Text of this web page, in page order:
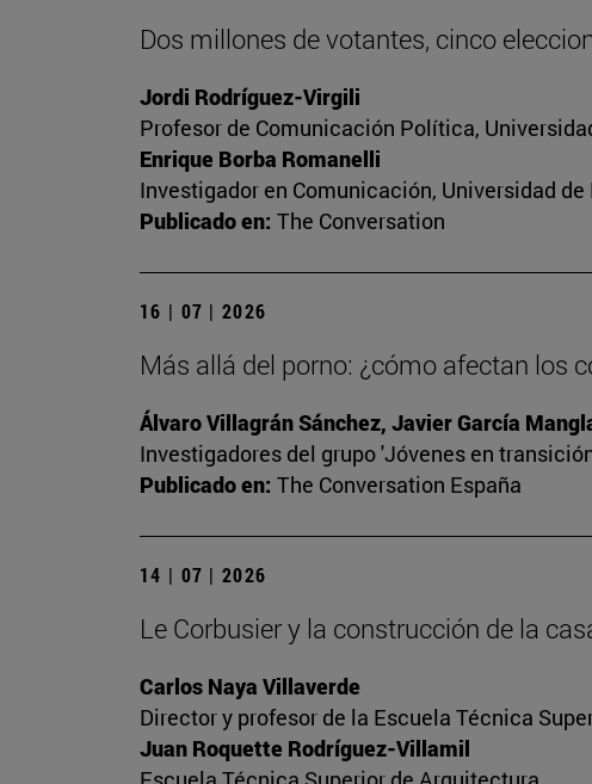
Dos millones de votantes, cinco
Jordi Rodríguez-Virgili
Profesor de Comunicación Política,
Enrique Borba Romanelli
Investigador en Comunicación, Universidad de
Publicado en: The Conversation
16 | 07 | 2026
Más allá del porno: ¿cómo afectan los
Álvaro Villagrán Sánchez, Javier García
Investigadores del grupo 'Jóvenes en
Publicado en: The Conversation España
14 | 07 | 2026
Le Corbusier y la construcción de la
Carlos Naya Villaverde
Director y profesor de la Escuela Técnica
Juan Roquette Rodríguez-Villamil